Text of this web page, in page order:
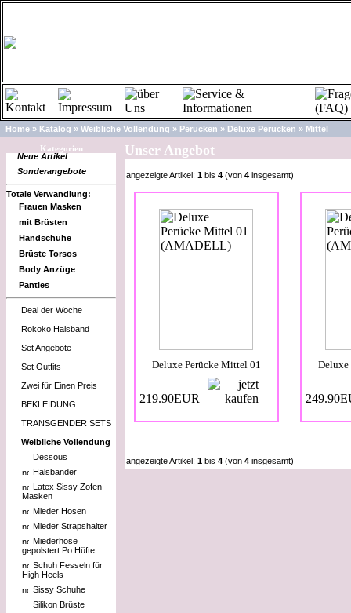
Home » Katalog » Weibliche Vollendung » Perücken » Deluxe Perücken » Mittel
Kategorien
Neue Artikel
Sonderangebote
Totale Verwandlung:
Frauen Masken
mit Brüsten
Handschuhe
Brüste Torsos
Body Anzüge
Panties
Deal der Woche
Rokoko Halsband
Set Angebote
Set Outfits
Zwei für Einen Preis
BEKLEIDUNG
TRANSGENDER SETS
Weibliche Vollendung
Dessous
Halsbänder
Latex Sissy Zofen
Masken
Mieder Hosen
Mieder Strapshalter
Miederhose
gepolstert Po Hüfte
Schuh Fesseln für
High Heels
Sissy Schuhe
Silikon Brüste
Unser Angebot
angezeigte Artikel: 1 bis 4 (von 4 insgesamt)
Deluxe Perücke Mittel 01
219.90EUR
Deluxe
angezeigte Artikel: 1 bis 4 (von 4 insgesamt)